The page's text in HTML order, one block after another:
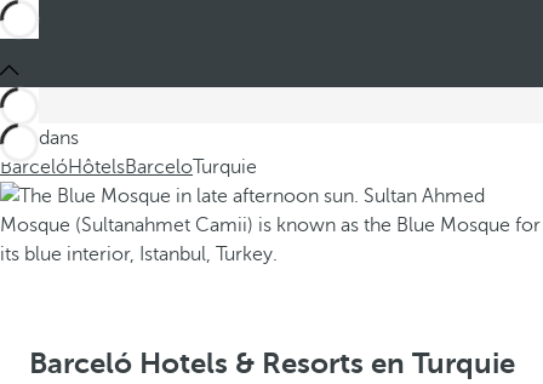
Ces dans
BarcelóHôtelsBarceloTurquie
Barceló Hotels & Resorts en Turquie